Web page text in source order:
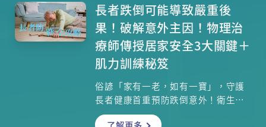
生也會為你介紹牙肉移植手術和新式
的GBT洗牙方法。
長者跌倒可能導致嚴重後
果！破解意外主因！物理治
療師傳授居家安全3大關鍵＋
肌力訓練秘笈
俗諺「家有一老，如有一寶」，守護
長者健康首重預防跌倒意外！衛生署
《非故意損傷統計調查報告書》揭露